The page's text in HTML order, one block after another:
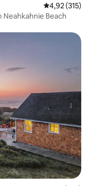
4,92 (315)
Beach